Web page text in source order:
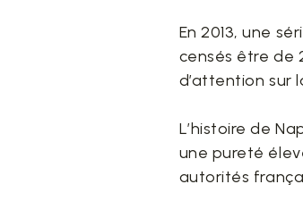
En 2013, une
censés être de
d’attention sur
L’histoire de
une pureté
autorités